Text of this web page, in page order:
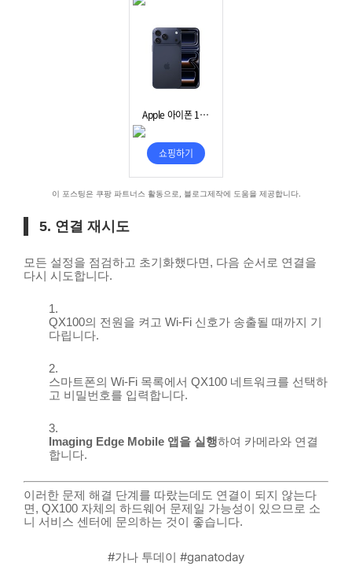
이 포스팅은 쿠팡 파트너스 활동으로, 블로그제작에 도움을 제공합니다.
5. 연결 재시도
모든 설정을 점검하고 초기화했다면, 다음 순서로 연결을
다시 시도합니다.
QX100의 전원을 켜고 Wi-Fi 신호가 송출될 때까지 기
다립니다.
스마트폰의 Wi-Fi 목록에서 QX100 네트워크를 선택하
고 비밀번호를 입력합니다.
Imaging Edge Mobile 앱을 실행하여 카메라와 연결
합니다.
이러한 문제 해결 단계를 따랐는데도 연결이 되지 않는다
면, QX100 자체의 하드웨어 문제일 가능성이 있으므로 소
니 서비스 센터에 문의하는 것이 좋습니다.
#가나 투데이 #ganatoday